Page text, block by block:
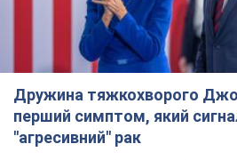
Дружина тяжкохворого
перший симптом, який
"агресивний" рак